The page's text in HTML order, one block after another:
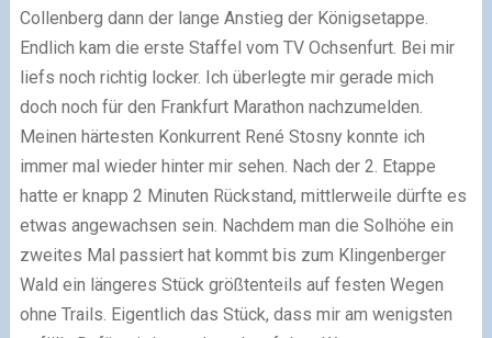
Collenberg dann der lange Anstieg der Königsetappe.
Endlich kam die erste Staffel vom TV Ochsenfurt. Bei mir
liefs noch richtig locker. Ich überlegte mir gerade mich
doch noch für den Frankfurt Marathon nachzumelden.
Meinen härtesten Konkurrent René Stosny konnte ich
immer mal wieder hinter mir sehen. Nach der 2. Etappe
hatte er knapp 2 Minuten Rückstand, mittlerweile dürfte es
etwas angewachsen sein. Nachdem man die Solhöhe ein
zweites Mal passiert hat kommt bis zum Klingenberger
Wald ein längeres Stück größtenteils auf festen Wegen
ohne Trails. Eigentlich das Stück, dass mir am wenigsten